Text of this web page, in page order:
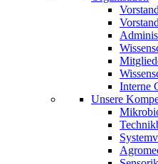
Vorstand
Interne
Unsere